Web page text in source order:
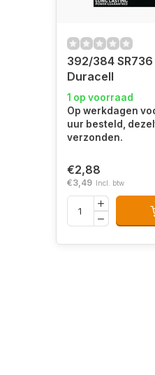
392/384 SR736
Duracell
1 op voorraad
Op werkdagen
uur besteld,
verzonden.
€2,88
€3,49 Incl. btw